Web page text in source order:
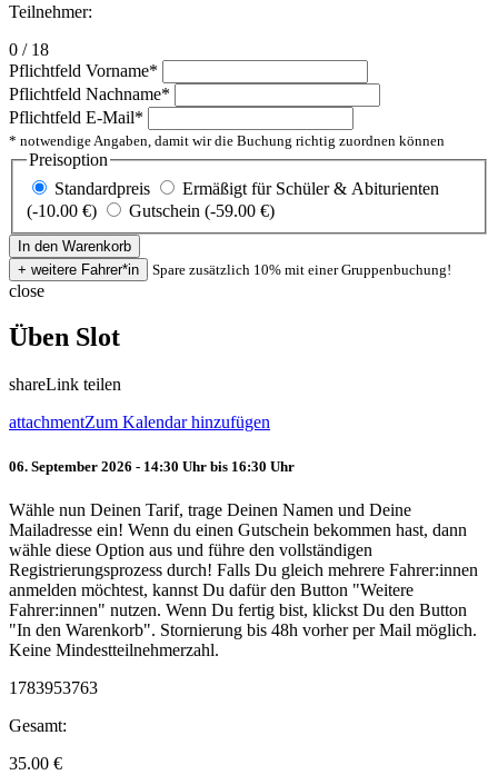
Teilnehmer:
0 / 18
Pflichtfeld Vorname*
Pflichtfeld Nachname*
Pflichtfeld E-Mail*
* notwendige Angaben, damit wir die Buchung richtig zuordnen können
Preisoption
Standardpreis
Ermäßigt für Schüler & Abiturienten
(-10.00 €)
Gutschein (-59.00 €)
Spare zusätzlich 10% mit einer Gruppenbuchung!
close
Üben Slot
shareLink teilen
attachmentZum Kalendar hinzufügen
06. September 2026 - 14:30 Uhr bis 16:30 Uhr
Wähle nun Deinen Tarif, trage Deinen Namen und Deine
Mailadresse ein! Wenn du einen Gutschein bekommen hast, dann
wähle diese Option aus und führe den vollständigen
Registrierungsprozess durch! Falls Du gleich mehrere Fahrer:innen
anmelden möchtest, kannst Du dafür den Button "Weitere
Fahrer:innen" nutzen. Wenn Du fertig bist, klickst Du den Button
"In den Warenkorb". Stornierung bis 48h vorher per Mail möglich.
Keine Mindestteilnehmerzahl.
1783953763
Gesamt:
35.00 €